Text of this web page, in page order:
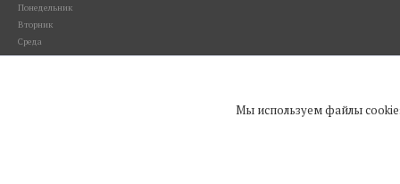
Понедельник
Вторник
Среда
Четверг
Мы используем файлы